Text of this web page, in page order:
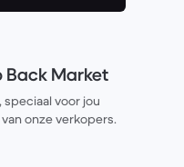
Back Market
voor jou
onze verkopers.